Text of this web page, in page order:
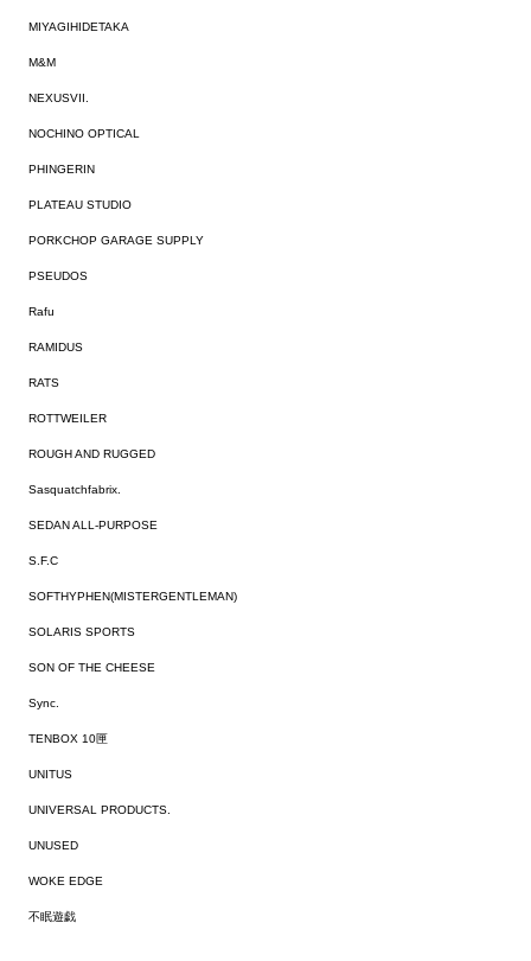
MIYAGIHIDETAKA
M&M
NEXUSVII.
NOCHINO OPTICAL
PHINGERIN
PLATEAU STUDIO
PORKCHOP GARAGE SUPPLY
PSEUDOS
Rafu
RAMIDUS
RATS
ROTTWEILER
ROUGH AND RUGGED
Sasquatchfabrix.
SEDAN ALL-PURPOSE
S.F.C
SOFTHYPHEN(MISTERGENTLEMAN)
SOLARIS SPORTS
SON OF THE CHEESE
Sync.
TENBOX 10匣
UNITUS
UNIVERSAL PRODUCTS.
UNUSED
WOKE EDGE
不眠遊戯